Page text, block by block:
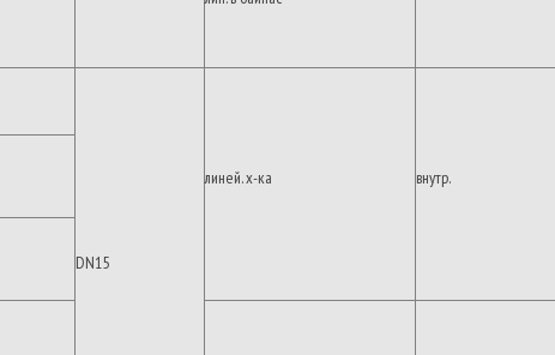
DN15
линей. х-ка внутр.